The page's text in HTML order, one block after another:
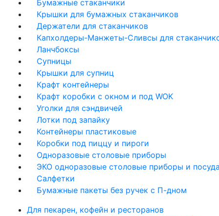
Бумажные стаканчики
Крышки для бумажных стаканчиков
Держатели для стаканчиков
Капхолдеры-Манжеты-Сливсы для
Ланчбоксы
Супницы
Крышки для супниц
Крафт контейнеры
Крафт коробки с окном и под WOK
Уголки для сэндвичей
Лотки под запайку
Контейнеры пластиковые
Коробки под пиццу и пироги
Одноразовые столовые приборы
ЭКО одноразовые столовые приборы и
Салфетки
Бумажные пакеты без ручек с П-дном
Для пекарен, кофейн и ресторанов